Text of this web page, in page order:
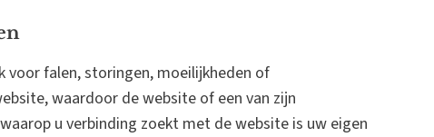
voor falen, storingen, moeilijkheden of
waardoor de website of een van zijn
u verbinding zoekt met de website is uw eigen